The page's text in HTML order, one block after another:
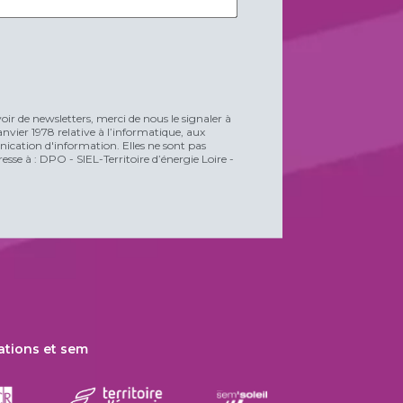
de newsletters, merci de nous le signaler à
1978 relative à l’informatique, aux
d'information. Elles ne sont pas
à : DPO - SIEL-Territoire d’énergie Loire -
et sem